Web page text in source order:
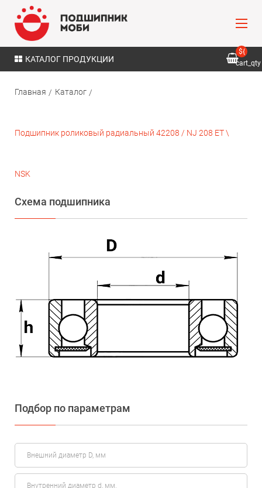
КАТАЛОГ ПРОДУКЦИИ
${
cart_qty
Главная Каталог
Подшипник роликовый радиальный 42208 / NJ 208 ET \
NSK
Схема подшипника
Подбор по параметрам